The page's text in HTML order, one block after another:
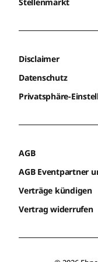
Disclaimer
Datenschutz
Privatsphäre-
AGB
AGB Eventpartner
Verträge kündigen
Vertrag widerrufen